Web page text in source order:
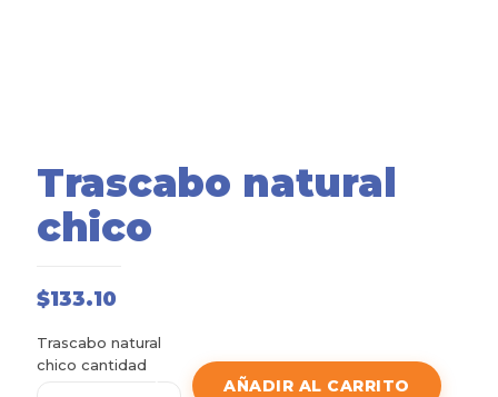
Trascabo natural
chico
$133.10
Trascabo natural
chico cantidad
AÑADIR AL CARRITO